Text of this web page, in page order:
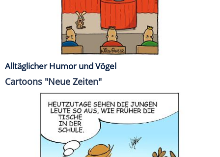
Alltäglicher Humor und Vögel
Cartoons "Neue Zeiten"